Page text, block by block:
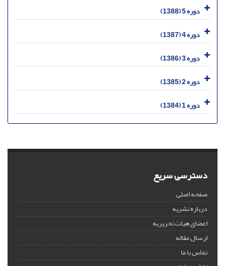
دوره 5 (1388)
دوره 4 (1387)
دوره 3 (1386)
دوره 2 (1385)
دوره 1 (1384)
دسترسی سریع
صفحه اصلی
درباره نشریه
اعضای هیات تحریریه
ارسال مقاله
تماس با ما